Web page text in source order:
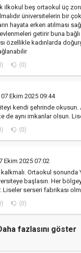
ilkokul beş ortaokul üç
üniversitelerin bir
hayata erken atılması
getirir buna bağlı
özellikle kadınlarda
(0)
Ekim 2025 09:44
kendi şehrinde
de aynı imkanlar olsun.
(0)
Ekim 2025 07:02
Ortaokul sonunda
başlasın. Her
Liseler serseri fabrikası
(0)
fazlasını göster